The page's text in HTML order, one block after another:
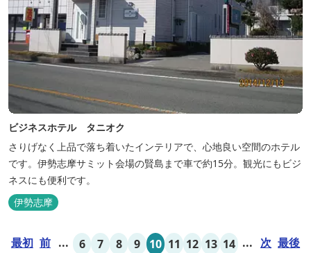
ビジネスホテル タニオク
さりげなく上品で落ち着いたインテリアで、心地良い空間のホテル
です。伊勢志摩サミット会場の賢島まで車で約15分。観光にもビジ
ネスにも便利です。
伊勢志摩
最初 前 ... 6 7 8 9 10 11 12 13 14 ... 次 最後